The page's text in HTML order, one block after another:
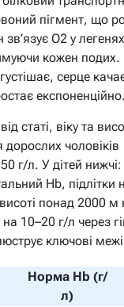
пігмент, що
O2 у
кожен подих.
серце
експоненційно.
статі, віку та
г/л. У дітей
Hb,
понад 2000 м
10–20 г/л через
ключові
Норма Hb (г/
л)